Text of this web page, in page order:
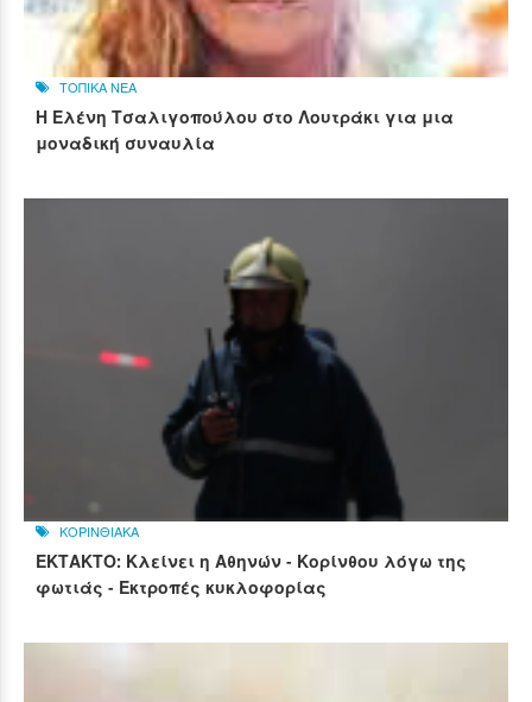
ΤΟΠΙΚΑ ΝΕΑ
Η Ελένη Τσαλιγοπούλου στο Λουτράκι για μια
μοναδική συναυλία
ΚΟΡΙΝΘΙΑΚΑ
ΕΚΤΑΚΤΟ: Κλείνει η Αθηνών - Κορίνθου λόγω της
φωτιάς - Εκτροπές κυκλοφορίας